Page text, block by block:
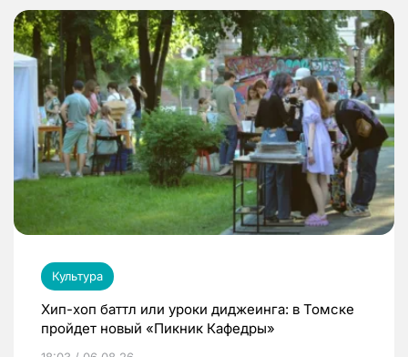
Культура
Хип-хоп баттл или уроки диджеинга: в Томске
пройдет новый «Пикник Кафедры»